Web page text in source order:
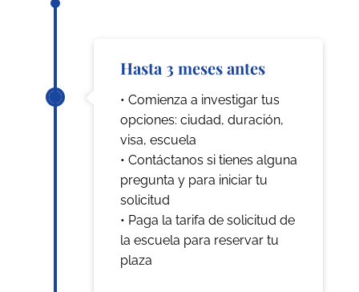
Hasta 3 meses antes
• Comienza a investigar tus
opciones: ciudad, duración,
visa, escuela
• Contáctanos si tienes alguna
pregunta y para iniciar tu
solicitud
• Paga la tarifa de solicitud de
la escuela para reservar tu
plaza